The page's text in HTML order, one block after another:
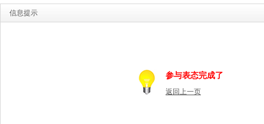
信息提示
参与表态完成了
返回上一页